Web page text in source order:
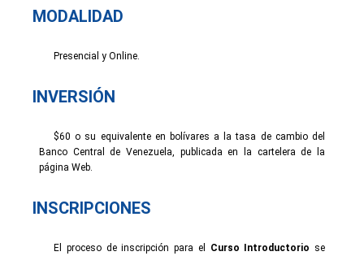
MODALIDAD
Presencial y Online.
INVERSIÓN
$60 o su equivalente en bolívares a la tasa de cambio del
Banco Central de Venezuela, publicada en la cartelera de la
página Web.
INSCRIPCIONES
El proceso de inscripción para el Curso Introductorio se